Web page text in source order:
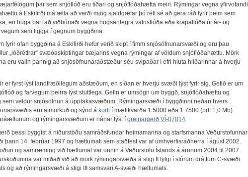
þar sem snjóflóð eru tíðari og snjóflóðahætta meiri. Rýmingar vegna yfirvofandi
á Eskifirði má ætla að verði mjög sjaldgæfar þó rétt sé að gera ráð fyrir þeim sem
en huga þarf að viðbúnaði vegna hugsanlegra vatnsflóða eða krapaflóða úr ár- og
sem liggja í gegnum byggðina.
fyrir ofan byggðina á Eskifirði hefur verið skipt í fimm snjósöfnunarsvæði og eru þau
„lóðréttrar“ svæðaskiptingar bæjarins vegna rýmingar af völdum snjóflóðahættu. Mörk
eru valin þannig að snjósöfnunaraðstæður séu svipaðar í efri hluta hlíðarinnar á hverju
er fyrst lýst landfræðilegum aðstæðum, en síðan er hverju svæði lýst fyrir sig. Getið er um
og farvegum þeirra lýst stuttlega. Gefin er umsögn um byggð, snjóflóðahættu og
sem veldur snjósöfnun á upptakasvæðum. Rýmingarsvæði í byggðinni neðan hvers
eru afmörkuð og sýnd á korti í mælikvarða 1:5000 eða 1:7500 (pdf 1,0 Mb).
og rýmingarsvæðum er nánar lýst í greinargerð VÍ-07014.
þessi byggist á niðurstöðu samráðsfundar heimamanna og starfsmanna Veðurstofunnar
þann 14. febrúar 1997 og hættumati sem staðfest var af umhverfisráðherra í ágúst 2002.
og samræming við hættumat var unnin á Veðurstofu Íslands á árunum 2004 til 2007.
var miðað við að mörk rýmingarsvæða á stigi II fylgi í stórum dráttum C-svæði
og að rýmingarsvæði á stigi III samsvari A-svæði hættumats.